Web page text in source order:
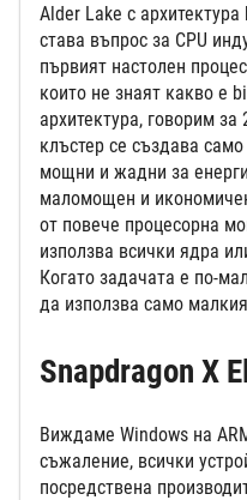
Alder Lake с
става въпрос за CPU
първият настолен
които не знаят какво е
архитектура, говорим
клъстер се създава
мощни и жадни за
маломощен и
от повече процесорна
използва всички ядра
Когато задачата е по-
да използва само
Snapdragon X
Виждаме Windows на
съжаление, всички
посредствена